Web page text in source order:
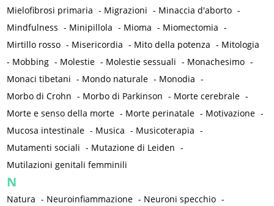
Mielofibrosi primaria - Migrazioni - Minaccia d'aborto -
Mindfulness - Minipillola - Mioma - Miomectomia -
Mirtillo rosso - Misericordia - Mito della potenza - Mitologia
- Mobbing - Molestie - Molestie sessuali - Monachesimo -
Monaci tibetani - Mondo naturale - Monodia -
Morbo di Crohn - Morbo di Parkinson - Morte cerebrale -
Morte e senso della morte - Morte perinatale - Motivazione -
Mucosa intestinale - Musica - Musicoterapia -
Mutamenti sociali - Mutazione di Leiden -
Mutilazioni genitali femminili
N
Natura - Neuroinfiammazione - Neuroni specchio -